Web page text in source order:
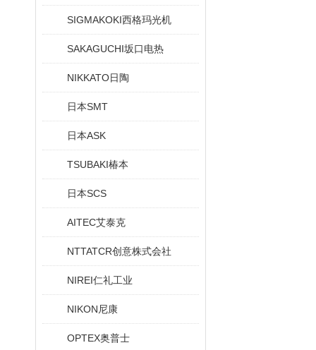
SIGMAKOKI西格玛光机
SAKAGUCHI坂口电热
NIKKATO日陶
日本SMT
日本ASK
TSUBAKI椿本
日本SCS
AITEC艾泰克
NTTATCR创意株式会社
NIREI仁礼工业
NIKON尼康
OPTEX奥普士